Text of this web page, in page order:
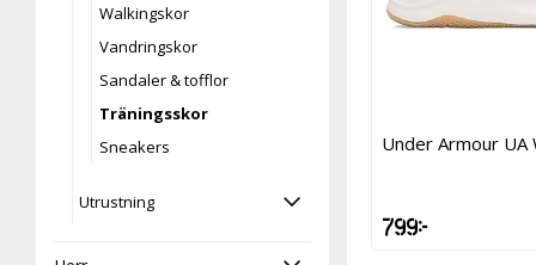
Walkingskor
Vandringskor
Sandaler & tofflor
Träningsskor
Sneakers
Utrustning
Under Armour UA
799 kr